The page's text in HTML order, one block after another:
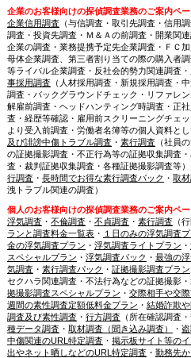
企業のお客様向けの探偵調査業務のご案内ペ
企業信用調査（与信調査・取引先調査・信用
調査・投資先調査・Ｍ＆Ａの前調査・開業関
企業の調査・業務提携予定先企業調査・ＦＣ
母体企業調査、第三者割り当ての際の購入者
等ライバル企業調査・反社会的勢力関連調査
事採用調査（人材採用調査・新規採用調査・
調査・バックグラウンドチェック・リファレ
解雇前調査・ヘッドハンティング時調査・正
査・経歴等確認・雇用前スクリーニングチェ
より受入前調査・労働者名簿等の個人資料とし
及び誹謗中傷トラブル調査・ 素行調査（社員
の証拠撮影調査・不正行為等の証拠収集調査
査・裁判証拠収集調査・各種証拠撮影調査等）
行調査・ 長時間でお得な素行調査パック ・ 取
洩トラブル関連の調査）
個人のお客様向けの探偵調査業務のご案内ペ
浮気調査・ 不倫調査・ 不貞調査・ 素行調査（
ランと調査料金一覧表・ １日のみの浮気調査
金の浮気調査プラン ・ 浮気調査ライトプラン ・
スペシャルプラン ・ 浮気調査パック ・ 最強の
気調査・ 素行調査パック ・ 証拠撮影調査プラン
セクハラ関連調査・不法行為などの証拠撮影
拠撮影調査スペシャルプラン ・ 交際相手や交
週間の素性調査定額低料金プラン ・ 結婚詐欺
調査及び素性調査・ 行方調査（所在確認調査
種データ調査・ 取材調査（聞き込み調査） ・
中傷関連のURL特定調査・ 掲示板サイト等の
出やネット晒しなどのURL特定調査・ 勤務先